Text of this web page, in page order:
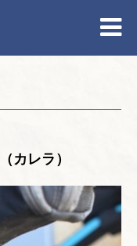
カレラ）